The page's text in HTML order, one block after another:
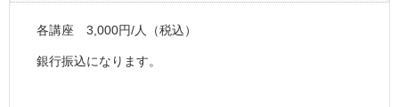
各講座 3,000円/人（税込）
銀行振込になります。